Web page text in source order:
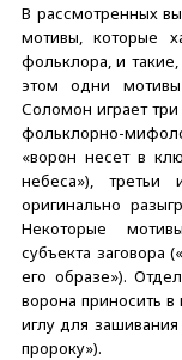
В рассмотренных
мотивы, которые
фольклора, и
этом одни
Соломон играет
фольклорно-
«ворон несет в
небеса»), третьи
оригинально
Некоторые
субъекта заговора
его образе»).
ворона приносить
иглу для
пророку»).